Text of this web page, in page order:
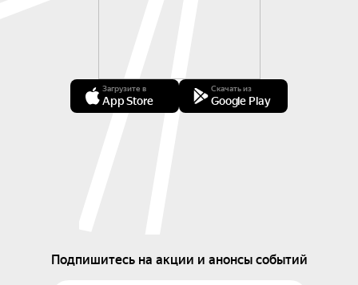
Загрузите в
App Store
Скачать из
Google Play
Подпишитесь на акции и анонсы событий